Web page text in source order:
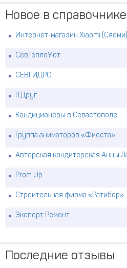
Новое в справочнике
Интернет-магазин Xiaomi (Сяоми)
СевТеплоУют
СЕВГИДРО
ITДруг
Кондиционеры в Севастополе
Группа аниматоров «Фиеста»
Авторская кондитерская Анны
Prom Up
Строительная фирма «Ратибор»
Эксперт Ремонт
Последние отзывы